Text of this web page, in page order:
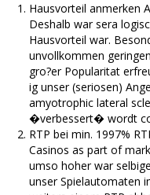
Hausvorteil anmerken
Deshalb war sera
Hausvorteil war.
unvollkommen
gro?er Popularitat
ig unser (seriosen)
amyotrophic lateral
�verbessert� wordt
RTP bei min. 1997%
Casinos as part of
umso hoher war
unser Spielautomaten